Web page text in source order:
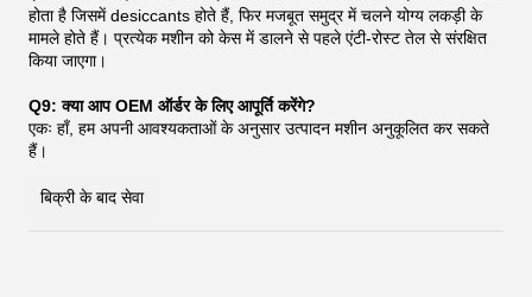
होता है जिसमें desiccants होते हैं, फिर मजबूत समुद्र में चलने योग्य लकड़ी के
मामले होते हैं। प्रत्येक मशीन को केस में डालने से पहले एंटी-रोस्ट तेल से संरक्षित
किया जाएगा।
Q9: क्या आप OEM ऑर्डर के लिए आपूर्ति करेंगे?
एकः हाँ, हम अपनी आवश्यकताओं के अनुसार उत्पादन मशीन अनुकूलित कर सकते
हैं।
बिक्री के बाद सेवा